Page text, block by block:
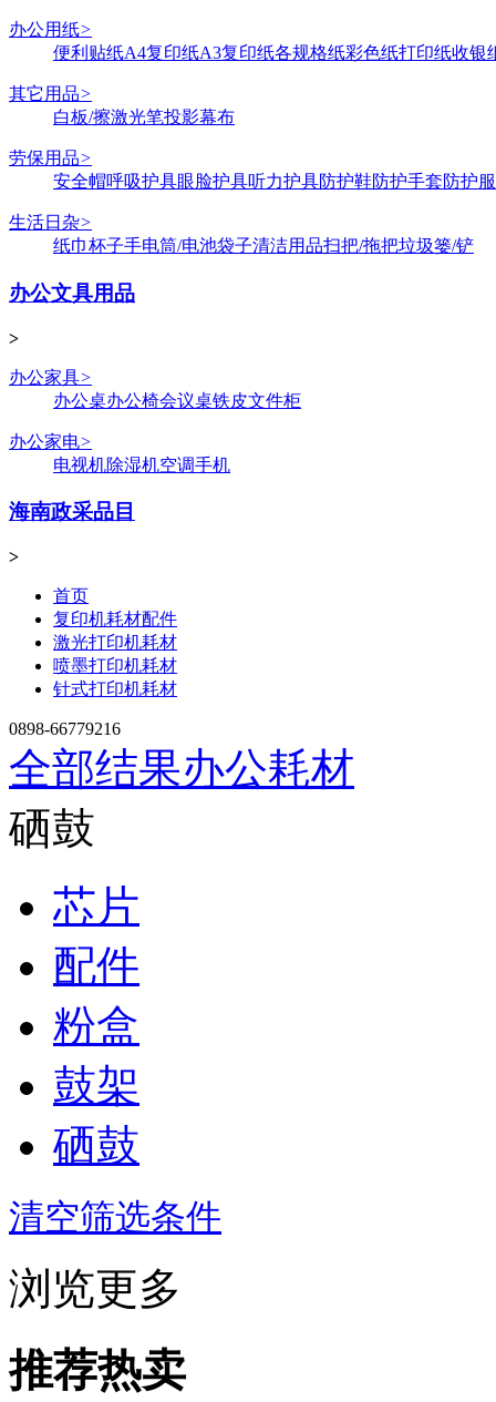
办公用纸>
便利贴纸A4复印纸A3复印纸各规格纸彩色纸打印纸收银
其它用品>
白板/擦激光笔投影幕布
劳保用品>
安全帽呼吸护具眼脸护具听力护具防护鞋防护手套防护服
生活日杂>
纸巾杯子手电筒/电池袋子清洁用品扫把/拖把垃圾篓/铲
办公文具用品
>
办公家具>
办公桌办公椅会议桌铁皮文件柜
办公家电>
电视机除湿机空调手机
海南政采品目
>
首页
复印机耗材配件
激光打印机耗材
喷墨打印机耗材
针式打印机耗材
0898-66779216
全部结果办公耗材
硒鼓
芯片
配件
粉盒
鼓架
硒鼓
清空筛选条件
浏览更多
推荐热卖